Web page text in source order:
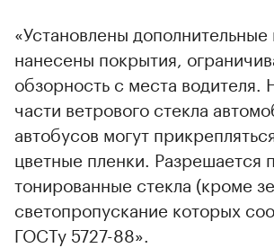
«Установлены
нанесены покрытия,
обзорность с места водителя.
части ветрового стекла
автобусов могут
цветные пленки. Разрешается
тонированные стекла (кроме
светопропускание которых
ГОСТу 5727-88».